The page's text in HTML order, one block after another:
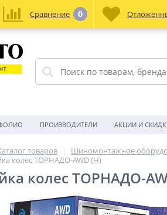
ПРОИЗВОДИТЕЛИ АКЦИИ И
товаров Шиномонтажное
колес ТОРНАДО-AWD (H)
колес ТОРНАДО-
Сравнение 0